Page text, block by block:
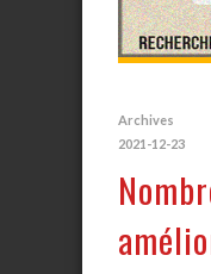
Archives
2021-12-23